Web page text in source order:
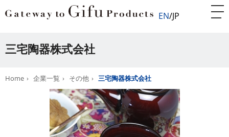
EN JP
三宅陶器株式会社
Home 企業一覧 その他 三宅陶器株式会社